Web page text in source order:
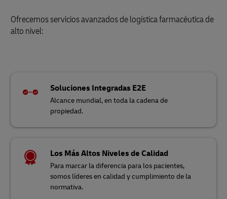
Ofrecemos servicios avanzados de logística farmacéutica de
alto nivel:
Soluciones Integradas E2E
Alcance mundial, en toda la cadena de
propiedad.
Los Más Altos Niveles de Calidad
Para marcar la diferencia para los pacientes,
somos líderes en calidad y cumplimiento de la
normativa.